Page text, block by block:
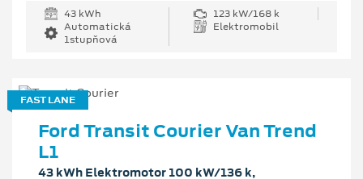
43 kWh
123 kW/168 k
Automatická
1stupňová
Elektromobil
FAST LANE
Ford Transit Courier Van Trend
L1
43 kWh Elektromotor 100 kW/136 k,